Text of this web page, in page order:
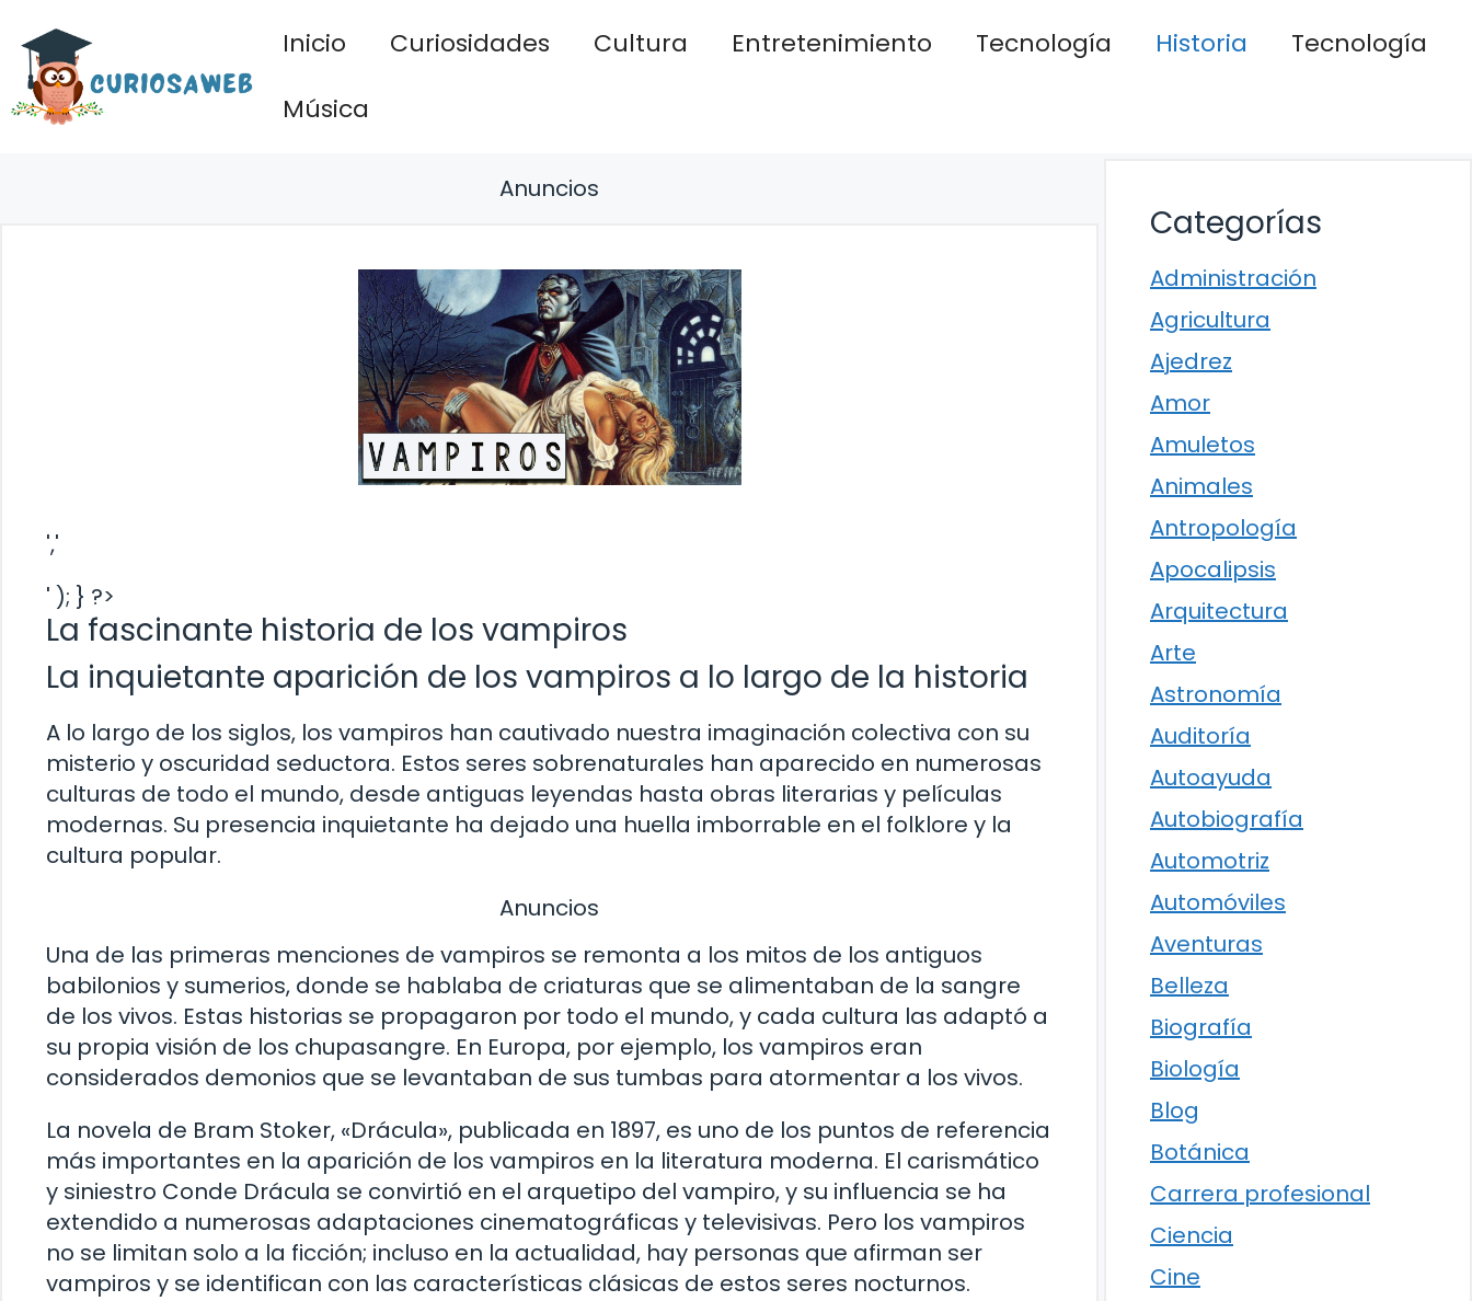
contenido
Inicio Curiosidades Cultura Entretenimiento Tecnología Historia
Tecnología
Música
Anuncios
','
' ); } ?>
La fascinante historia de los vampiros
La inquietante aparición de los vampiros a lo largo de la historia
A lo largo de los siglos, los vampiros han cautivado nuestra imaginación colectiva con su
misterio y oscuridad seductora. Estos seres sobrenaturales han aparecido en numerosas
culturas de todo el mundo, desde antiguas leyendas hasta obras literarias y películas
modernas. Su presencia inquietante ha dejado una huella imborrable en el folklore y la
cultura popular.
Anuncios
Una de las primeras menciones de vampiros se remonta a los mitos de los antiguos
babilonios y sumerios, donde se hablaba de criaturas que se alimentaban de la sangre
de los vivos. Estas historias se propagaron por todo el mundo, y cada cultura las adaptó a
su propia visión de los chupasangre. En Europa, por ejemplo, los vampiros eran
considerados demonios que se levantaban de sus tumbas para atormentar a los vivos.
La novela de Bram Stoker, «Drácula», publicada en 1897, es uno de los puntos de referencia
más importantes en la aparición de los vampiros en la literatura moderna. El carismático
y siniestro Conde Drácula se convirtió en el arquetipo del vampiro, y su influencia se ha
extendido a numerosas adaptaciones cinematográficas y televisivas. Pero los vampiros
no se limitan solo a la ficción; incluso en la actualidad, hay personas que afirman ser
vampiros y se identifican con las características clásicas de estos seres nocturnos.
Categorías
Administración
Agricultura
Ajedrez
Amor
Amuletos
Animales
Antropología
Apocalipsis
Arquitectura
Arte
Astronomía
Auditoría
Autoayuda
Autobiografía
Automotriz
Automóviles
Aventuras
Belleza
Biografía
Biología
Blog
Botánica
Carrera profesional
Ciencia
Cine